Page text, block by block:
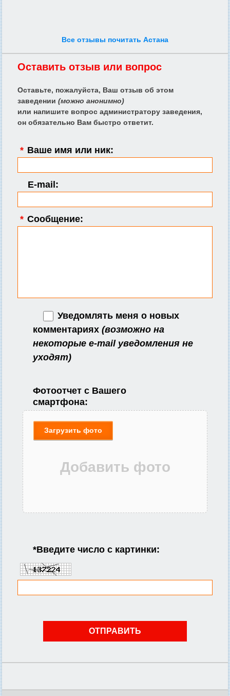
Все отзывы почитать Астана
Оставить отзыв или вопрос
Оставьте, пожалуйста, Ваш отзыв об этом
заведении (можно анонимно)
или напишите вопрос администратору заведения,
он обязательно Вам быстро ответит.
* Ваше имя или ник:
E-mail:
* Сообщение:
Уведомлять меня о новых
комментариях (возможно на
некоторые e-mail уведомления не
уходят)
Фотоотчет с Вашего
смартфона:
Загрузить фото
*Введите число с картинки: